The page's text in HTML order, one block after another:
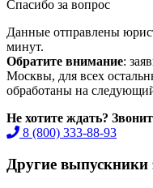
Спасибо за вопрос
Данные отправлены
минут.
Обратите внимание:
Москвы, для всех
обработаны на
Не хотите ждать?
8 (800) 333-88-93
Другие выпускники